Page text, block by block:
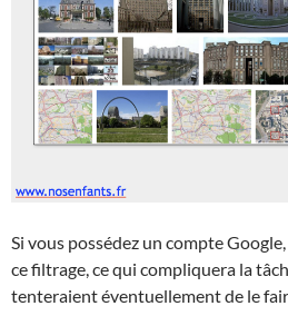
Si vous possédez un compte
ce filtrage, ce qui compliquera la
tenteraient éventuellement de le